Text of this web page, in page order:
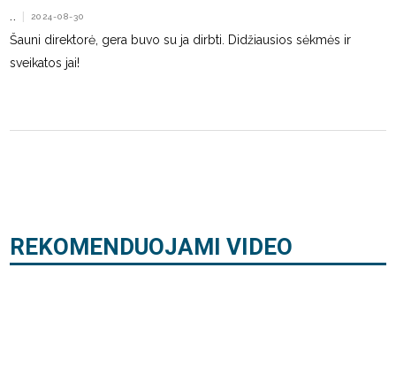
| 2024-08-30
Šauni direktorė, gera buvo su ja dirbti. Didžiausios sėkmės ir
sveikatos jai!
REKOMENDUOJAMI VIDEO